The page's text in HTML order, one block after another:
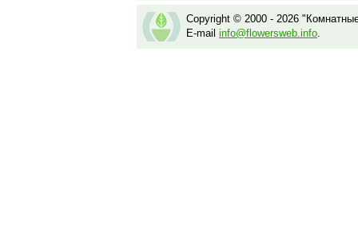
Copyright © 2000 - 2026
E-mail info@flowersweb.info.